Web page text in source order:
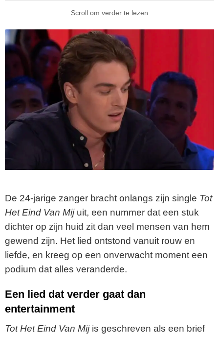
Scroll om verder te lezen
De 24-jarige zanger bracht onlangs zijn single Tot
Het Eind Van Mijuit, een nummer dat een stuk
dichter op zijn huid zit dan veel mensen van hem
gewend zijn. Het lied ontstond vanuit rouw en
liefde, en kreeg op een onverwacht moment een
podium dat alles veranderde.
Een lied dat verder gaat dan
entertainment
Tot Het Eind Van Mijis geschreven als een brief